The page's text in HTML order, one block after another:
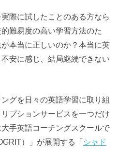
際に試したことのある方なら
難易度の高い学習方法のた
本当に正しいのか？本当に英
安に感じ、結局継続できない
グを日々の英語学習に取り組
プションサービスを一つだけ
手英語コーチングスクールで
）」が展開する「 シャド